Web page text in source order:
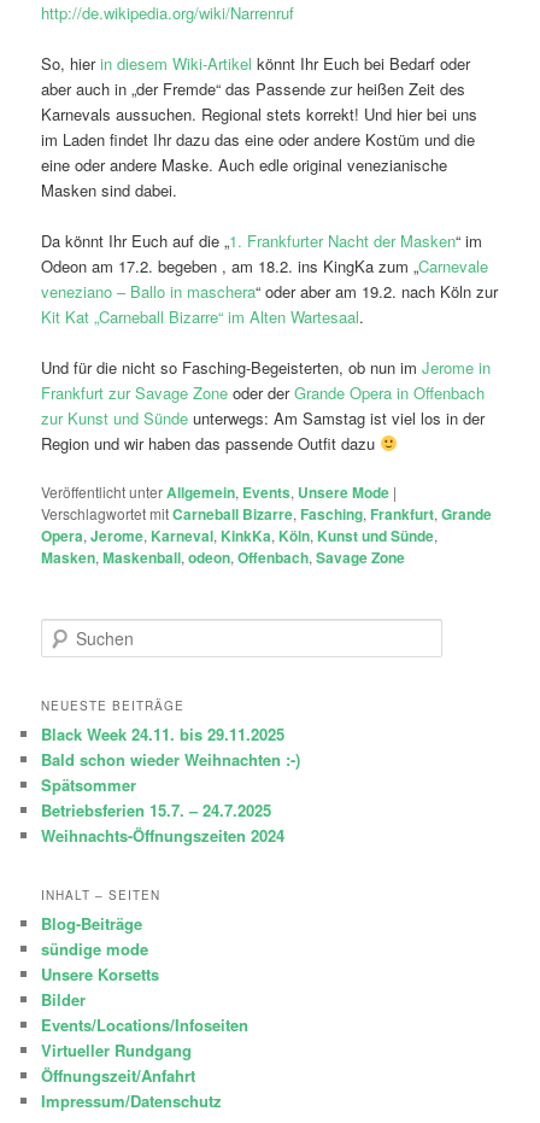
http://de.wikipedia.org/wiki/Narrenruf
So, hierin diesem Wiki-Artikel könnt Ihr Euch bei Bedarf oder
aber auch in „der Fremde“ das Passende zur heißen Zeit des
Karnevals aussuchen. Regional stets korrekt! Und hier bei uns
im Laden findet Ihr dazu das eine oder andere Kostüm und die
eine oder andere Maske. Auch edle original venezianische
Masken sind dabei.
Da könnt Ihr Euch auf die „1. Frankfurter Nacht der Masken“ im
Odeon am 17.2. begeben , am 18.2. ins KingKa zum „Carnevale
veneziano – Ballo in maschera“ oder aber am 19.2. nach Köln zur
Kit Kat „Carneball Bizarre“ im Alten Wartesaal.
Und für die nicht so Fasching-Begeisterten, ob nun imJerome in
Frankfurt zur Savage Zone oder derGrande Opera in Offenbach
zur Kunst und Sünde unterwegs: Am Samstag ist viel los in der
Region und wir haben das passende Outfit dazu
Veröffentlicht unterAllgemein, Events, Unsere Mode |
Verschlagwortet mitCarneball Bizarre, Fasching, Frankfurt,Grande
Opera,Jerome, Karneval, KinkKa, Köln, Kunst und Sünde,
Masken,Maskenball,odeon,Offenbach,Savage Zone
u
h
n
NEUESTE BEITRÄGE
Black Week 24.11. bis 29.11.2025
Bald schon wieder Weihnachten :-)
Spätsommer
Betriebsferien 15.7. – 24.7.2025
Weihnachts-Öffnungszeiten 2024
INHALT – SEITEN
Blog-Beiträge
sündige mode
Unsere Korsetts
Bilder
Events/Locations/Infoseiten
Virtueller Rundgang
Öffnungszeit/Anfahrt
Impressum/Datenschutz